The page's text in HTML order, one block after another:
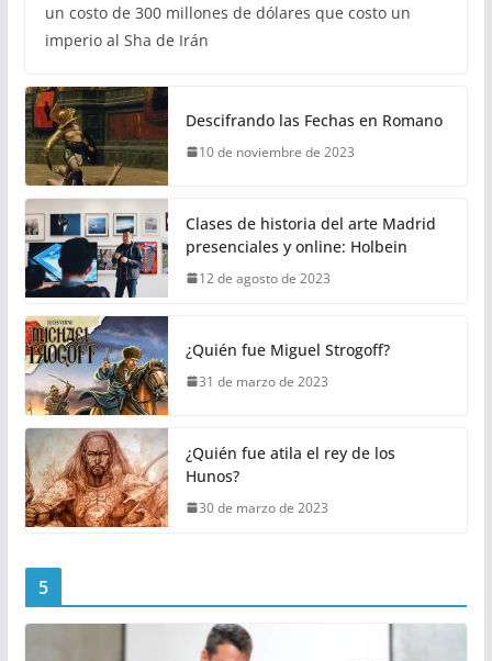
un costo de 300 millones de dólares que costo un
imperio al Sha de Irán
Descifrando las Fechas en Romano
10 de noviembre de 2023
Clases de historia del arte Madrid
presenciales y online: Holbein
12 de agosto de 2023
¿Quién fue Miguel Strogoff?
31 de marzo de 2023
¿Quién fue atila el rey de los
Hunos?
30 de marzo de 2023
5